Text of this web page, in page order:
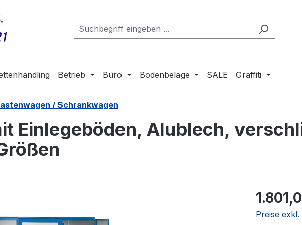
Betrieb Büro Bodenbeläge SALE Graffiti
/ Schrankwagen
Einlegeböden, Alublech,
Regulärer
Preise